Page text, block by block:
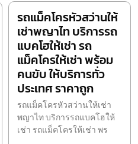
รถแม็คโครหัวสว่านให้
เช่าพญาไท บริการรถ
แบคโฮให้เช่า รถ
แม็คโครให้เช่า พร้อม
คนขับ ให้บริการทั่ว
ประเทศ ราคาถูก
รถแม็คโครหัวสว่านให้เช่า
พญาไท บริการรถแบคโฮให้
เช่า รถแม็คโครให้เช่า พร